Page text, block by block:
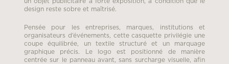
design reste sobre et maîtrisé.
Pensée pour les entreprises, marques, institutions et
organisateurs d’événements, cette casquette privilégie une
coupe équilibrée, un textile structuré et un marquage
graphique précis. Le logo est positionné de manière
centrée sur le panneau avant, sans surcharge visuelle, afin